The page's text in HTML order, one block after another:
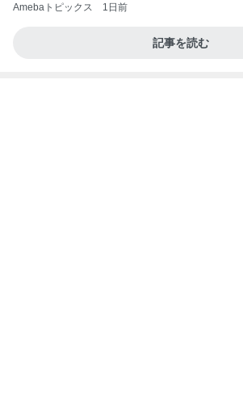
Amebaトピックス 1日前
記事を読む